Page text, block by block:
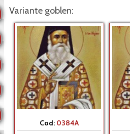
Variante goblen:
Cod: 0384A